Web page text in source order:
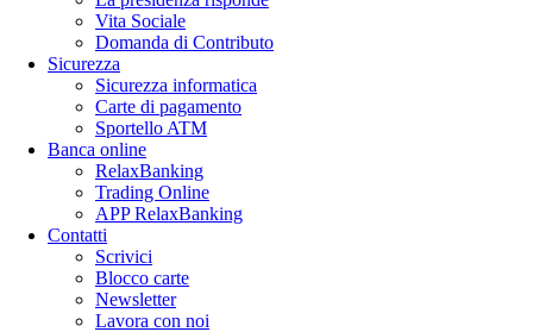
Vita Sociale
Domanda di Contributo
Sicurezza
Sicurezza informatica
Carte di pagamento
Sportello ATM
Banca online
RelaxBanking
Trading Online
APP RelaxBanking
Contatti
Scrivici
Blocco carte
Newsletter
Lavora con noi